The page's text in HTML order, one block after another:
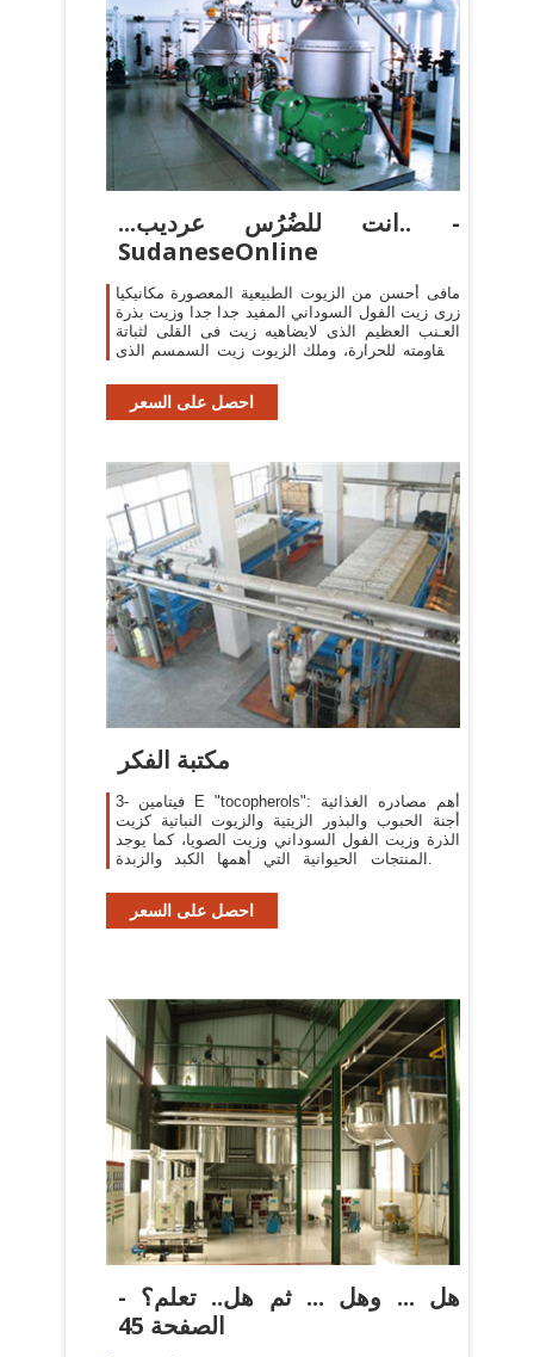
...انت للضُرُس عرديب.. -
SudaneseOnline
مافى أحسن من الزيوت الطبيعية المعصورة مكانيكيا
زرى زيت الفول السوداني المفيد جدا جدا وزيت بذرة
العـنب العظيم الذى لايضاهيه زيت فى القلى لثباتة
ومقاومته للحرارة، وملك الزيوت زيت السمسم الذى
احصل على السعر
مكتبة الفكر
3- فيتامين E "tocopherols": أهم مصادره الغذائية
أجنة الحبوب والبذور الزيتية والزيوت النباتية كزيت
الذرة وزيت الفول السوداني وزيت الصويا، كما يوجد
في المنتجات الحيوانية التي أهمها الكبد والزبدة
احصل على السعر
هل ... وهل ... ثم هل.. تعلم؟ -
الصفحة 45